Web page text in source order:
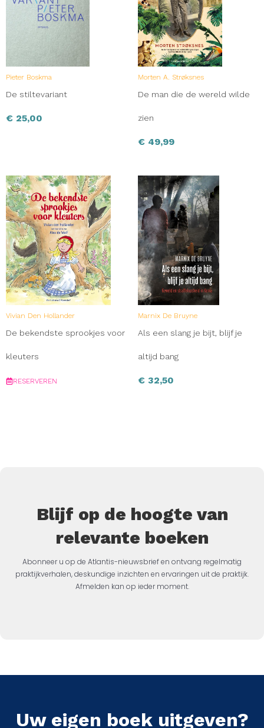
Pieter Boskma
De stiltevariant
€ 25,00
Morten A. Strøksnes
De man die de wereld wilde
zien
€ 49,99
Vivian Den Hollander
De bekendste sprookjes voor
kleuters
RESERVEREN
Marnix De Bruyne
Als een slang je bijt, blijf je
altijd bang
€ 32,50
Blijf op de hoogte van
relevante boeken
Abonneer u op de Atlantis-nieuwsbrief en ontvang regelmatig
praktijkverhalen, deskundige inzichten en ervaringen uit de praktijk.
Afmelden kan op ieder moment.
Uw eigen boek uitgeven?